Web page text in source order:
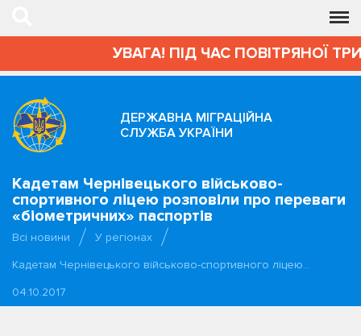
УВАГА! ПІД ЧАС ПОВІТРЯНОЇ
ДЕРЖАВНА МІГРАЦІЙНА
СЛУЖБА УКРАЇНИ
Кадетам Чернівецького військово-
спортивного ліцею розповіли про переваги
«біометричних» паспортів
Всі новини
У регіонах
Кадетам Чернівецького військово-спортивного ліцею…
04.10.2017